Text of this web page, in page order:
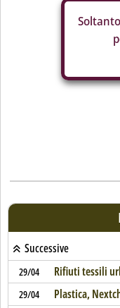
Successive
29/04 Rifiuti tessili
29/04 Plastica,